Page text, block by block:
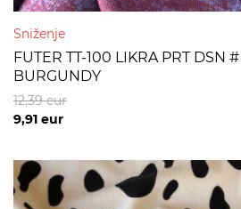
Sniženje
FUTER TT-100 LIKRA PRT DSN
BURGUNDY
9,91 eur
12,39eur